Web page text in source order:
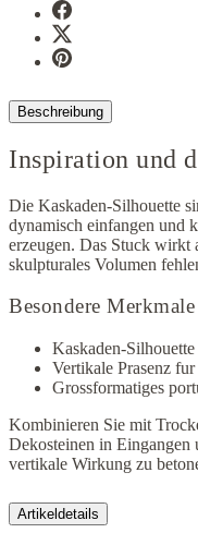
Beschreibung
Inspiration und
Die Kaskaden-Silhouette
dynamisch einfangen und
erzeugen. Das Stuck wirkt
skulpturales Volumen
Besondere Merkmale
Kaskaden-
Vertikale Prasenz
Grossformatiges
Kombinieren Sie mit
Dekosteinen in Eingangen
vertikale Wirkung zu
Artikeldetails